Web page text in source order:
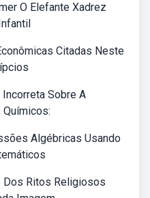
O Elefante Xadrez
Citadas Neste
Sobre A
Algébricas Usando
Ritos Religiosos